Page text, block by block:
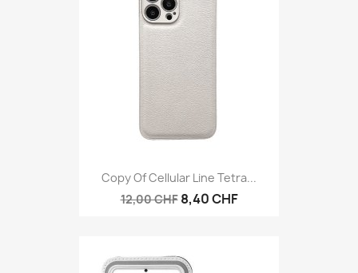
Copy Of Cellular Line Tetra...
12,00 CHF 8,40 CHF